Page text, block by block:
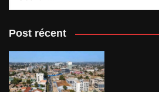
Post récent